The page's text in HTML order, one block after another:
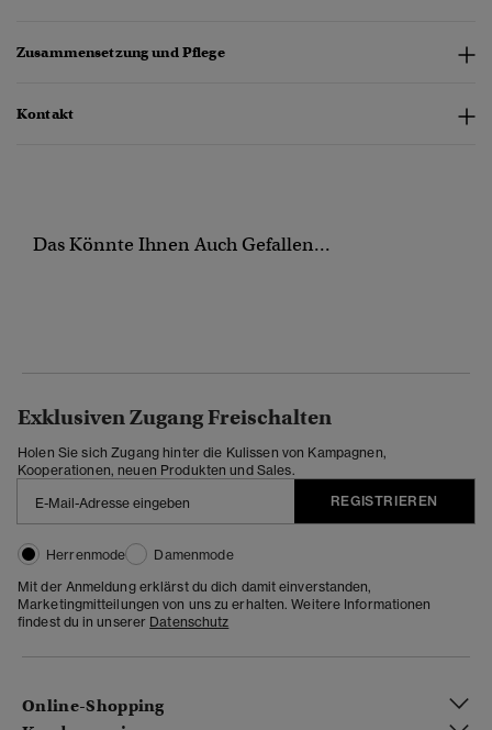
Zusammensetzung und Pflege
Kontakt
Das Könnte Ihnen Auch Gefallen...
Exklusiven Zugang Freischalten
Holen Sie sich Zugang hinter die Kulissen von Kampagnen,
Kooperationen, neuen Produkten und Sales.
REGISTRIEREN
Herrenmode
Damenmode
Mit der Anmeldung erklärst du dich damit einverstanden,
Marketingmitteilungen von uns zu erhalten. Weitere Informationen
findest du in unserer Datenschutz
Online-Shopping